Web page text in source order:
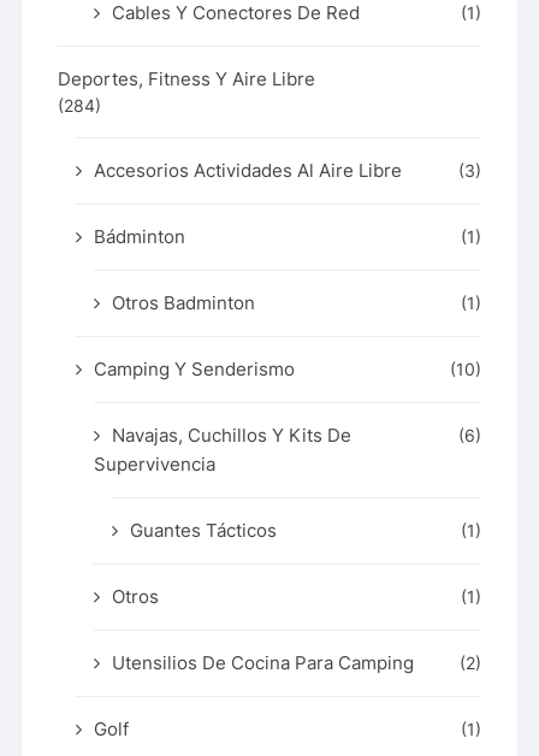
Cables Y Conectores De Red (1)
Deportes, Fitness Y Aire Libre
(284)
Accesorios Actividades Al Aire Libre (3)
Bádminton (1)
Otros Badminton (1)
Camping Y Senderismo (10)
Navajas, Cuchillos Y Kits De
Supervivencia
(6)
Guantes Tácticos (1)
Otros (1)
Utensilios De Cocina Para Camping (2)
Golf (1)